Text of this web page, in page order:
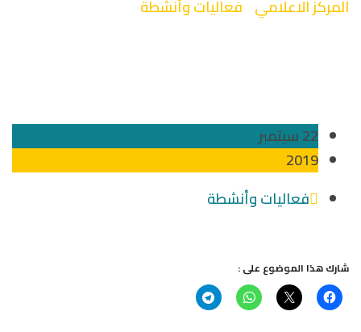
المركز الاعلامي فعاليات وأنشطة
22 سبتمبر
2019
فعاليات وأنشطة
شارك هذا الموضوع على :